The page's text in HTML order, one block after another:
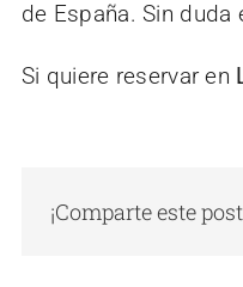
de España. Sin
Si quiere reservar en
¡Comparte este